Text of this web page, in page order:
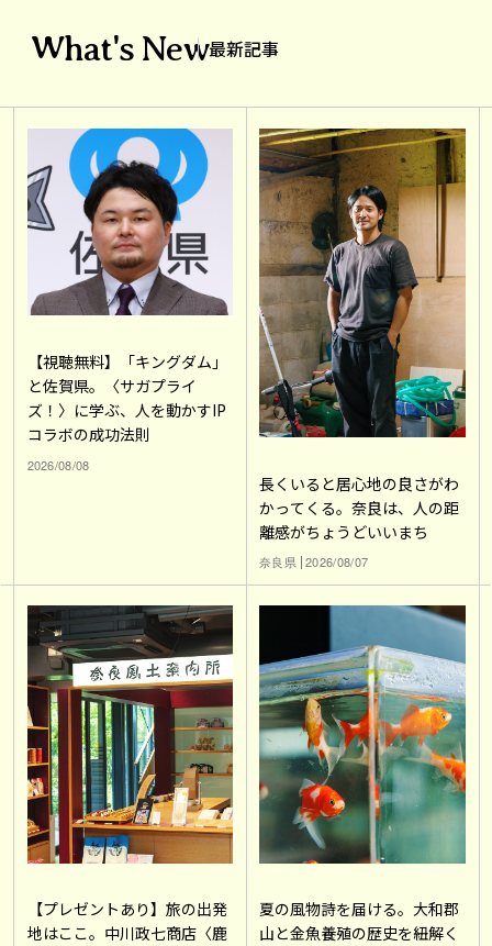
What's New最新記事
【視聴無料】「キングダム」
と佐賀県。〈サガプライ
ズ！〉に学ぶ、人を動かすIP
コラボの成功法則
2026/08/08
長くいると居心地の良さがわ
かってくる。奈良は、人の距
離感がちょうどいいまち
奈良県 2026/08/07
【プレゼントあり】旅の出発
地はここ。中川政七商店〈鹿
夏の風物詩を届ける。大和郡
山と金魚養殖の歴史を紐解く